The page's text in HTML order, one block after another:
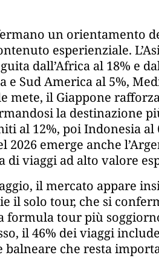
un orientamento
esperienziale.
dall’Africa al 18% e
e Sud America al 5%,
mete, il Giappone
la destinazione
al 12%, poi Indonesia al
emerge anche
di viaggi ad alto valore
il mercato appare
il solo tour, che si
formula tour più
il 46% dei viaggi
che resta